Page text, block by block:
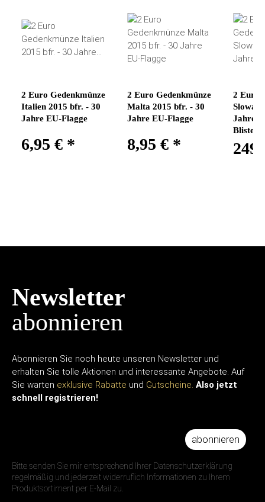
2 Euro Gedenkmünze
Italien 2015 bfr. - 30
Jahre EU-Flagge
6,95 € *
2 Euro Gedenkmünze
Malta 2015 bfr. - 30
Jahre EU-Flagge
8,95 € *
2 Euro
Jahre
Blister
Newsletter
abonnieren
Abonnieren Sie noch heute unseren Newsletter und
erhalten Sie tolle Aktionen und interessante Angebote. Auf
Sie warten exklusive Rabatte und Gutscheine. Also jetzt
schnell registrieren!
abonnieren
Bitte senden Sie mir entsprechend Ihrer Datenschutzerklärung
regelmäßig und jederzeit widerruflich Informationen zu Ihrem
Produktsortiment per E-Mail zu.